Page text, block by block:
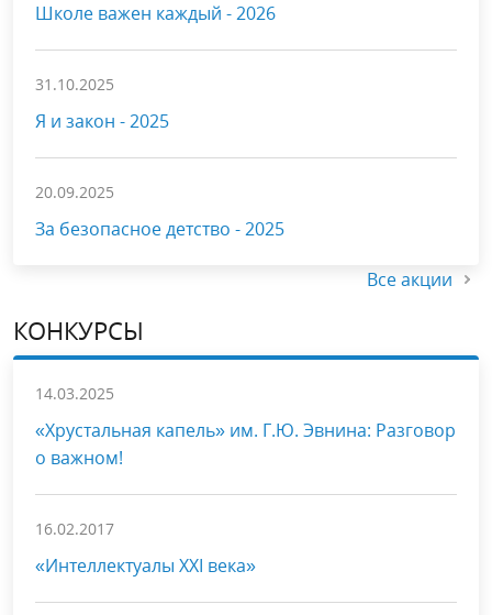
Школе важен каждый - 2026
31.10.2025
Я и закон - 2025
20.09.2025
За безопасное детство - 2025
Все акции
КОНКУРСЫ
14.03.2025
«Хрустальная капель» им. Г.Ю. Эвнина: Разговор
о важном!
16.02.2017
«Интеллектуалы XXI века»